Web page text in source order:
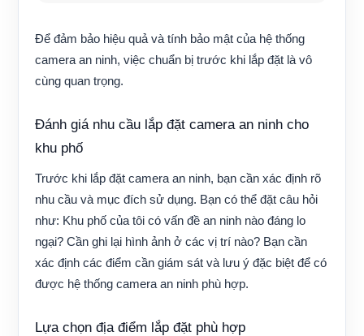
Để đảm bảo hiệu quả và tính bảo mật của hệ thống
camera an ninh, việc chuẩn bị trước khi lắp đặt là vô
cùng quan trọng.
Đánh giá nhu cầu lắp đặt camera an ninh cho
khu phố
Trước khi lắp đặt camera an ninh, bạn cần xác định rõ
nhu cầu và mục đích sử dụng. Bạn có thể đặt câu hỏi
như: Khu phố của tôi có vấn đề an ninh nào đáng lo
ngại? Cần ghi lại hình ảnh ở các vị trí nào? Bạn cần
xác định các điểm cần giám sát và lưu ý đặc biệt để có
được hệ thống camera an ninh phù hợp.
Lựa chọn địa điểm lắp đặt phù hợp